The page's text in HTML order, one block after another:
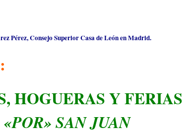
Pérez, Consejo Superior Casa de León en Madrid.
HOGUERAS Y FERIAS
«POR» SAN JUAN